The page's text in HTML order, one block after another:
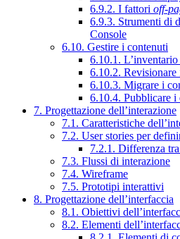
6.9.2. I fattori off-
6.9.3. Strumenti di
Console
6.10. Gestire i contenuti
6.10.1.
6.10.2. Revisionare
6.10.3. Migrare i
6.10.4. Pubblicare i
7. Progettazione dell’interazione
7.1. Caratteristiche
7.2. User stories per
7.2.1. Differenza
7.3. Flussi di interazione
7.4. Wireframe
7.5. Prototipi interattivi
8. Progettazione dell’interfaccia
8.1. Obiettivi
8.2. Elementi